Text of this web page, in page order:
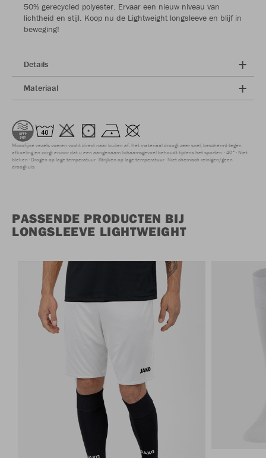
50% gerecycled polyester. Ervaar een nieuw niveau van
lichtheid en stijl. Koop nu de Lightweight longsleeve en blijf in
beweging!
Details
Materiaal
Microfijne vezels voeren vocht direct naar buiten af. Het materiaal droogt zeer snel, beschermt tegen
afkoeling en zorgt ervoor dat u een aangenaam lichaamsgevoel behoudt tijdens het sporten. 40° Niet
bleken Drogen op lage temperatuur Strijken op lage temperatuur Niet chemisch reinigen/geen
droogkuis
PASSENDE PRODUCTEN BIJ
LONGSLEEVE LIGHTWEIGHT